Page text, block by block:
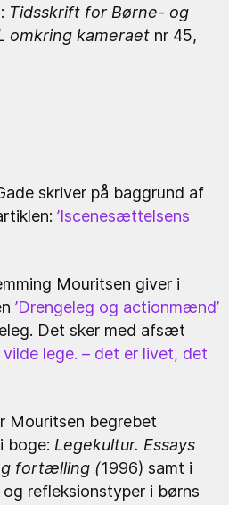
Tidsskrift for Børne- og
omkring kameraet nr 45,
skriver på baggrund af
’Iscenesættelsens
Mouritsen giver i
’Drengeleg og actionmænd’
Det sker med afsæt
lege. – det er livet, det
Mouritsen begrebet
boge: Legekultur. Essays
fortæl­ling (1996) samt i
refleksionstyper i børns